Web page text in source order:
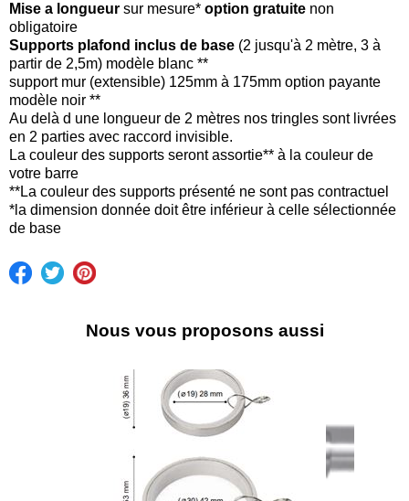
Mise a longueur sur mesure* option gratuite non
obligatoire
Supports plafond inclus de base (2 jusqu'à 2 mètre, 3 à
partir de 2,5m) modèle blanc **
support mur (extensible) 125mm à 175mm option payante
modèle noir **
​Au delà d une longueur de 2 mètres nos tringles sont livrées
en 2 parties avec raccord invisible.
La couleur des supports seront assortie** à la couleur de
votre barre
**La couleur des supports présenté ne sont pas contractuel
*la dimension donnée doit être inférieur à celle sélectionnée
de base
Nous vous proposons aussi